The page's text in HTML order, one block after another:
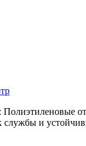
Полиэтиленовые
службы и